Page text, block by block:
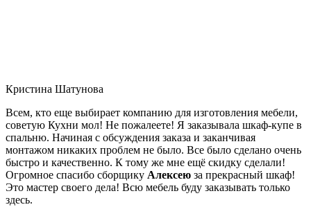
Кристина Шатунова
Всем, кто еще выбирает компанию для изготовления мебели,
советую Кухни мол! Не пожалеете! Я заказывала шкаф-купе в
спальню. Начиная с обсуждения заказа и заканчивая
монтажом никаких проблем не было. Все было сделано очень
быстро и качественно. К тому же мне ещё скидку сделали!
Огромное спасибо сборщику Алексею за прекрасный шкаф!
Это мастер своего дела! Всю мебель буду заказывать только
здесь.